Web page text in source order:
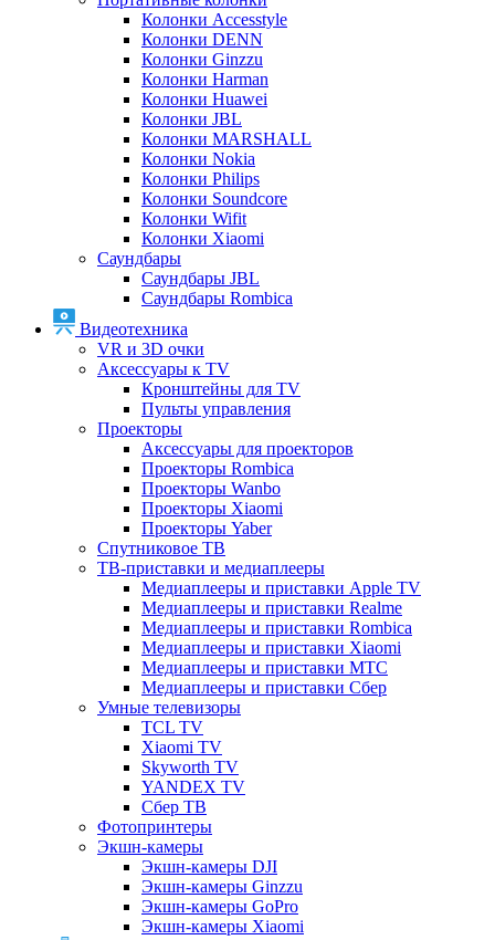
Колонки Accesstyle
Колонки DENN
Колонки Ginzzu
Колонки Harman
Колонки Huawei
Колонки JBL
Колонки MARSHALL
Колонки Nokia
Колонки Philips
Колонки Soundcore
Колонки Wifit
Колонки Xiaomi
Саундбары
Саундбары JBL
Саундбары Rombica
Видеотехника
VR и 3D очки
Аксессуары к TV
Кронштейны для TV
Пульты управления
Проекторы
Аксессуары для проекторов
Проекторы Rombica
Проекторы Wanbo
Проекторы Xiaomi
Проекторы Yaber
Спутниковое ТВ
ТВ-приставки и медиаплееры
Медиаплееры и приставки Apple TV
Медиаплееры и приставки Realme
Медиаплееры и приставки Rombica
Медиаплееры и приставки Xiaomi
Медиаплееры и приставки МТС
Медиаплееры и приставки Сбер
Умные телевизоры
TCL TV
Xiaomi TV
Skyworth TV
YANDEX TV
Сбер ТВ
Фотопринтеры
Экшн-камеры
Экшн-камеры DJI
Экшн-камеры Ginzzu
Экшн-камеры GoPro
Экшн-камеры Xiaomi